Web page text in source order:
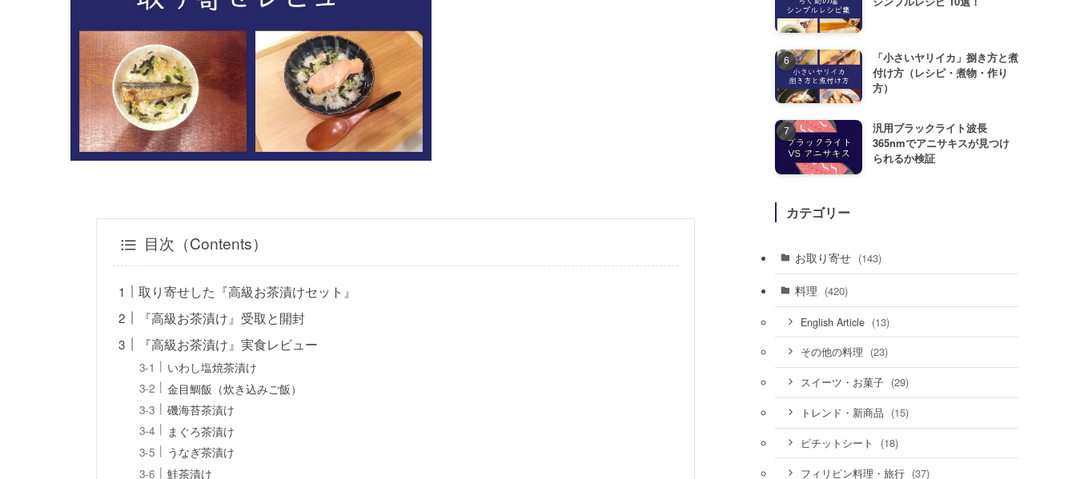
目次（Contents）
取り寄せした『高級お茶漬けセット』
『高級お茶漬け』受取と開封
『高級お茶漬け』実食レビュー
いわし塩焼茶漬け
金目鯛飯（炊き込みご飯）
磯海苔茶漬け
まぐろ茶漬け
うなぎ茶漬け
鮭茶漬け
「小さいヤリイカ」捌き方と煮
付け方（レシピ・煮物・作り
方）
汎用ブラックライト波長
365nmでアニサキスが見つけ
られるか検証
カテゴリー
お取り寄せ (143)
料理 (420)
English Article (13)
その他の料理 (23)
スイーツ・お菓子 (29)
トレンド・新商品 (15)
ピチットシート (18)
フィリピン料理・旅行 (37)